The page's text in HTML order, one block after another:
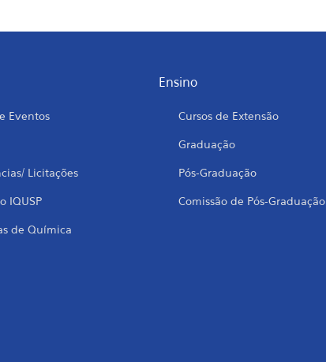
Eventos
Licitações
IQUSP
de Química
Ensino
Cursos de Extensão
Graduação
Pós-Graduação
Comissão de Pós-Graduação